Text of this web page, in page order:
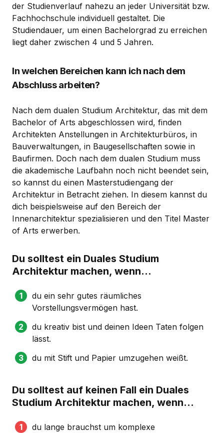
der Studienverlauf nahezu an jeder Universität bzw.
Fachhochschule individuell gestaltet. Die
Studiendauer, um einen Bachelorgrad zu erreichen
liegt daher zwischen 4 und 5 Jahren.
In welchen Bereichen kann ich nach dem
Abschluss arbeiten?
Nach dem dualen Studium Architektur, das mit dem
Bachelor of Arts abgeschlossen wird, finden
Architekten Anstellungen in Architekturbüros, in
Bauverwaltungen, in Baugesellschaften sowie in
Baufirmen. Doch nach dem dualen Studium muss
die akademische Laufbahn noch nicht beendet sein,
so kannst du einen Masterstudiengang der
Architektur in Betracht ziehen. In diesem kannst du
dich beispielsweise auf den Bereich der
Innenarchitektur spezialisieren und den Titel Master
of Arts erwerben.
Du solltest ein Duales Studium
Architektur machen, wenn...
du ein sehr gutes räumliches
Vorstellungsvermögen hast.
du kreativ bist und deinen Ideen Taten folgen
lässt.
du mit Stift und Papier umzugehen weißt.
Du solltest auf keinen Fall ein Duales
Studium Architektur machen, wenn...
du lange brauchst um komplexe